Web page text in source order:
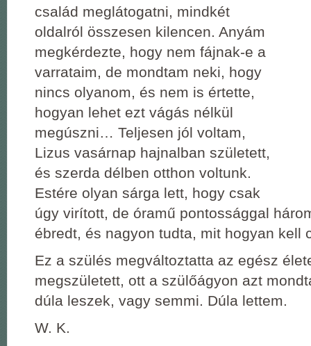
család meglátogatni, mindkét
oldalról összesen kilencen. Anyám
megkérdezte, hogy nem fájnak-e a
varrataim, de mondtam neki, hogy
nincs olyanom, és nem is értette,
hogyan lehet ezt vágás nélkül
megúszni… Teljesen jól voltam,
Lizus vasárnap hajnalban született,
és szerda délben otthon voltunk.
Estére olyan sárga lett, hogy csak
úgy virított, de óramű pontossággal
ébredt, és nagyon tudta, mit hogyan kell
Ez a szülés megváltoztatta az egész
megszületett, ott a szülőágyon azt
dúla leszek, vagy semmi. Dúla lettem.
W. K.